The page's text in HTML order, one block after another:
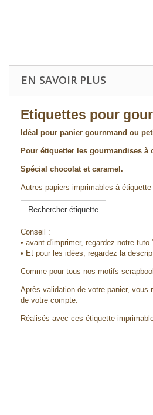
EN SAVOIR PLUS
Etiquettes pour
Idéal pour panier gournmand ou
Pour étiquetter les gourmandises à
Spécial chocolat et caramel.
Autres papiers imprimables à étiquette
Rechercher étiquette
Conseil :
• avant d'imprimer, regardez notre tuto
• Et pour les idées, regardez la
Comme pour tous nos motifs
Après validation de votre panier, vous
de votre compte.
Réalisés avec ces étiquette